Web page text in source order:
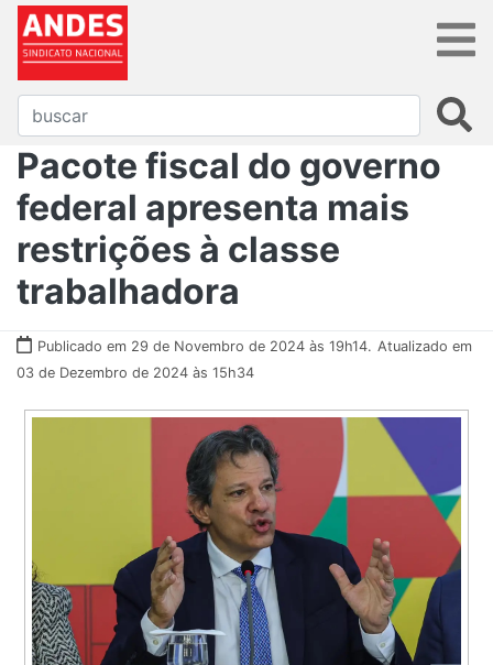
Pacote fiscal do governo
federal apresenta mais
restrições à classe
trabalhadora
Publicado em 29 de Novembro de 2024 às 19h14. Atualizado em
03 de Dezembro de 2024 às 15h34